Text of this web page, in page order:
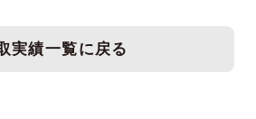
実績一覧に戻る